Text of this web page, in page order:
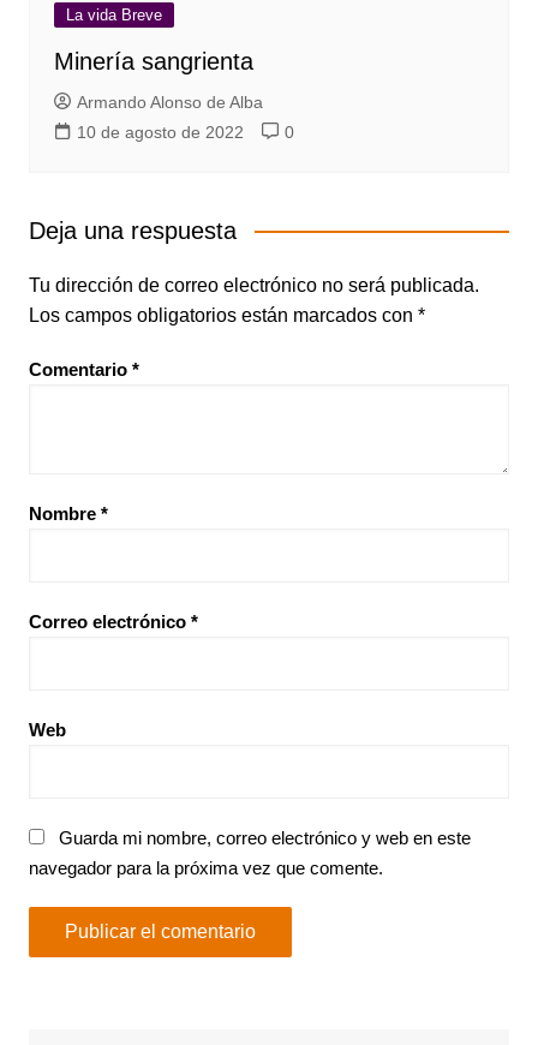
La vida Breve
Minería sangrienta
Armando Alonso de Alba
10 de agosto de 2022
0
Deja una respuesta
Tu dirección de correo electrónico no será publicada.
Los campos obligatorios están marcados con *
Comentario *
Nombre *
Correo electrónico *
Web
Guarda mi nombre, correo electrónico y web en este
navegador para la próxima vez que comente.